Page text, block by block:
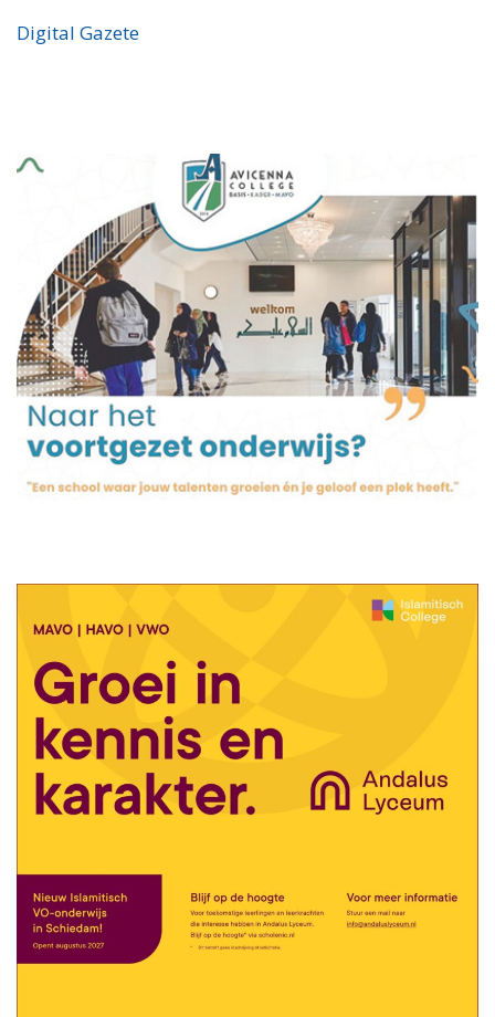
Digital Gazete